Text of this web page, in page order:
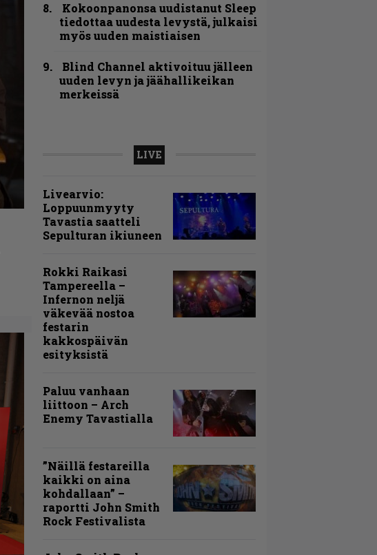
Kokoonpanonsa uudistanut Sleep
tiedottaa uudesta levystä, julkaisi
myös uuden maistiaisen
Blind Channel aktivoituu jälleen
uuden levyn ja jäähallikeikan
merkeissä
LIVE
Livearvio:
Loppuunmyyty
Tavastia saatteli
Sepulturan ikiuneen
Rokki Raikasi
Tampereella –
Infernon neljä
väkevää nostoa
festarin
kakkospäivän
esityksistä
Paluu vanhaan
liittoon – Arch
Enemy Tavastialla
”Näillä festareilla
kaikki on aina
kohdallaan” –
raportti John Smith
Rock Festivalista